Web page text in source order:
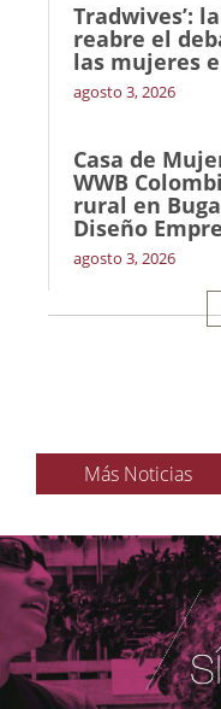
Tradwives’:
reabre el
las mujeres
agosto 3, 2026
Casa de
WWB
rural en
Diseño
agosto 3, 2026
Más Noticias